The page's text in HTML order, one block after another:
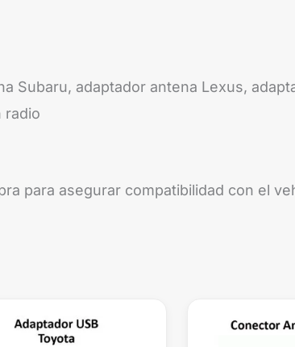
Subaru, adaptador antena Lexus,
radio
para asegurar compatibilidad con el